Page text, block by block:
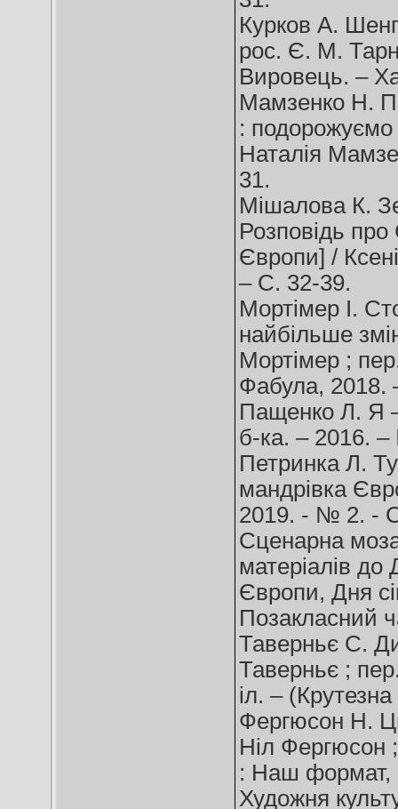
Курков А.
рос. Є. М.
Вировець. –
Мамзенко Н.
:
Наталія
31.
Мішалова К.
Розповідь
Європи] /
– С. 32-39.
Мортімер І.
найбільше
Мортімер ;
Фабула, 2018.
Пащенко Л. Я
б-ка. – 2016.
Петринка Л.
мандрівка
2019. - № 2. -
Сценарна
матеріалів
Європи, Дня
Позакласний
Таверньє С.
Таверньє ;
іл. –
Фергюсон Н.
Ніл Фергюсон
: Наш формат,
Художня